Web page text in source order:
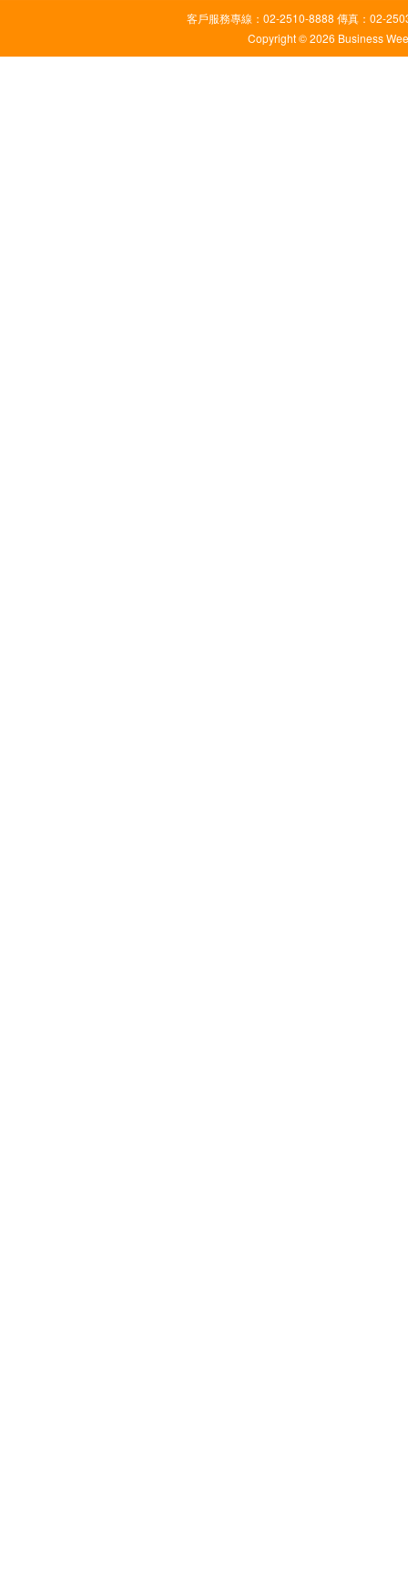
客戶服務專線：02-2510-8888 傳真：02-
Copyright © 2026 Business